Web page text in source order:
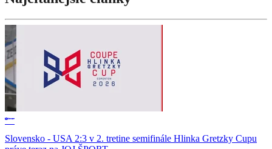
Slovensko - USA 2:3 v 2. tretine semifinále Hlinka Gretzky Cupu